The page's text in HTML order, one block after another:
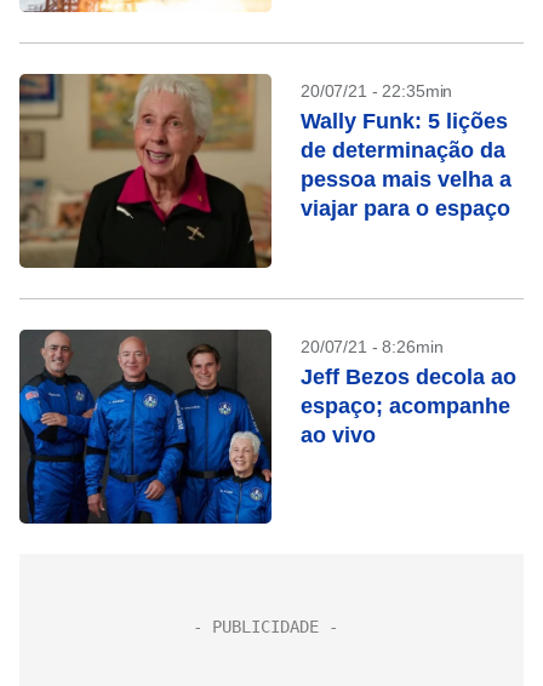
20/07/21 - 22:35min
Wally Funk: 5 lições
de determinação da
pessoa mais velha a
viajar para o espaço
20/07/21 - 8:26min
Jeff Bezos decola ao
espaço; acompanhe
ao vivo